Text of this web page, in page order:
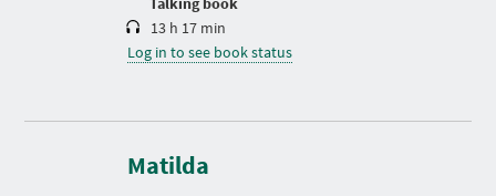
13 h 17 min
Log in to see book status
Matilda
D
r
a